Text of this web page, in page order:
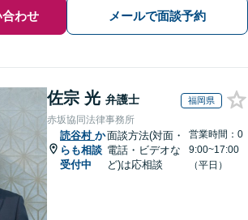
わせ メールで面談予約
佐宗 光 弁護士 福岡県
赤坂協同法律事務所
読谷村 か
らも相談
受付中
面談方法(対面・
電話・ビデオな
ど)は応相談
営業時間：0
9:00~17:00
（平日）